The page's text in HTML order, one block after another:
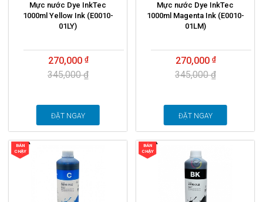
Mực nước Dye InkTec
1000ml Yellow Ink (E0010-
01LY)
270,000
345,000 ₫
ĐẶT NGAY
Mực nước Dye InkTec
1000ml Magenta Ink (E0010-
01LM)
270,000
345,000 ₫
ĐẶT NGAY
BÁN
CHẠY
BÁN
CHẠY